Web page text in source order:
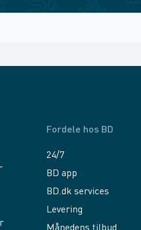
Fordele hos BD
24/7
BD app
BD.dk services
Levering